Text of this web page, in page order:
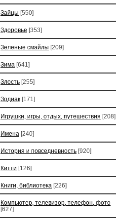
Зайцы [550]
Здоровье [353]
Зеленые смайлы [209]
Зима [641]
Злость [255]
Зодиак [171]
Игрушки, игры, отдых, путешествия [208]
Имена [240]
История и повседневность [920]
Китти [126]
Книги, библиотека [226]
Компьютер, телевизор, телефон, фото
[627]